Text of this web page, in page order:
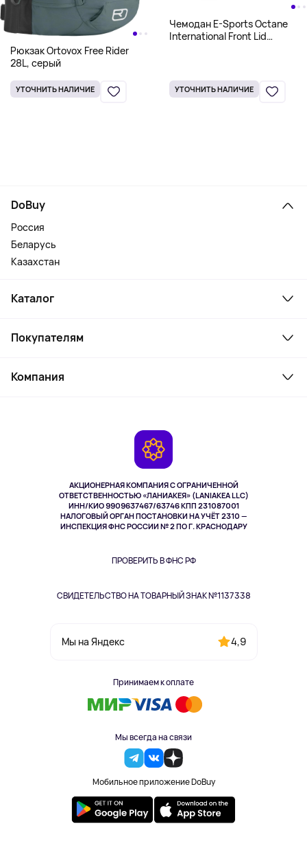
Рюкзак Ortovox Free Rider
28L, серый
УТОЧНИТЬ НАЛИЧИЕ
Чемодан E-Sports Octane
International Front Lid
УТОЧНИТЬ НАЛИЧИЕ
АКЦИОНЕРНАЯ КОМПАНИЯ С ОГРАНИЧЕННОЙ
ОТВЕТСТВЕННОСТЬЮ «ЛАНИАКЕЯ» (LANIAKEA LLC)
ИНН/КИО 9909637467/63746 КПП 231087001
НАЛОГОВЫЙ ОРГАН ПОСТАНОВКИ НА УЧЁТ 2310 —
ИНСПЕКЦИЯ ФНС РОССИИ № 2 ПО Г. КРАСНОДАРУ
ПРОВЕРИТЬ В ФНС РФ
СВИДЕТЕЛЬСТВО НА ТОВАРНЫЙ ЗНАК №1137338
Мы на Яндекс 4,9
Принимаем к оплате
Мы всегда на связи
Мобильное приложение DoBuy
DoBuy
Россия
Беларусь
Казахстан
Каталог
Ноутбуки, мониторы, VR
Косметика и уход
Здоровье питомцев
Одежда и аксессуары
Покупателям
Как заказать
Компания